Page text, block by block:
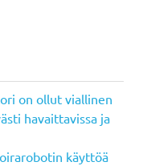
on ollut viallinen
havaittavissa ja
käyttöä